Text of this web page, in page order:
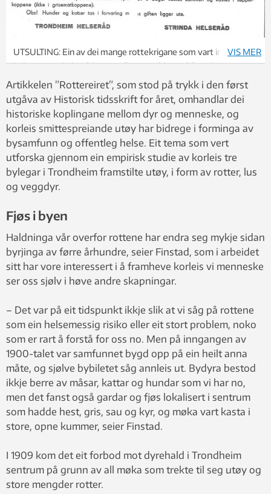
UTSULTING: Ein av dei mange rottekrigane som vart innført av
bylegane og helseråda i Trondheim gjekk ut på å svelte ut
rottene for å få dei til å ete gift.
Foto: Terje Finstad/Trondheim og Strinda helseråd
VIS MER
Artikkelen ”Rottereiret”, som stod på trykk i den først
utgåva av Historisk tidsskrift for året, omhandlar dei
historiske koplingane mellom dyr og menneske, og
korleis smittespreiande utøy har bidrege i forminga av
bysamfunn og offentleg helse. Eit tema som vert
utforska gjennom ein empirisk studie av korleis tre
bylegar i Trondheim framstilte utøy, i form av rotter, lus
og veggdyr.
Fjøs i byen
Haldninga vår overfor rottene har endra seg mykje sidan
byrjinga av førre århundre, seier Finstad, som i arbeidet
sitt har vore interessert i å framheve korleis vi menneske
ser oss sjølv i høve andre skapningar.
– Det var på eit tidspunkt ikkje slik at vi såg på rottene
som ein helsemessig risiko eller eit stort problem, noko
som er rart å forstå for oss no. Men på inngangen av
1900-talet var samfunnet bygd opp på ein heilt anna
måte, og sjølve bybiletet såg annleis ut. Bydyra bestod
ikkje berre av måsar, kattar og hundar som vi har no,
men det fanst også gardar og fjøs lokalisert i sentrum
som hadde hest, gris, sau og kyr, og møka vart kasta i
store, opne kummer, seier Finstad.
I 1909 kom det eit forbod mot dyrehald i Trondheim
sentrum på grunn av all møka som trekte til seg utøy og
store mengder rotter.